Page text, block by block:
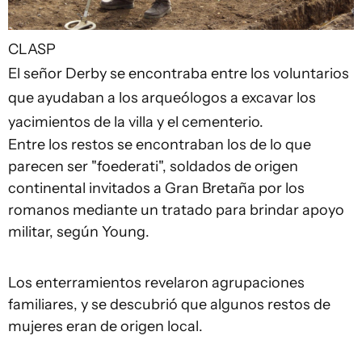
CLASP
El señor Derby se encontraba entre los voluntarios
que ayudaban a los arqueólogos a excavar los
yacimientos de la villa y el cementerio.
Entre los restos se encontraban los de lo que
parecen ser "foederati", soldados de origen
continental invitados a Gran Bretaña por los
romanos mediante un tratado para brindar apoyo
militar, según Young.
Los enterramientos revelaron agrupaciones
familiares, y se descubrió que algunos restos de
mujeres eran de origen local.